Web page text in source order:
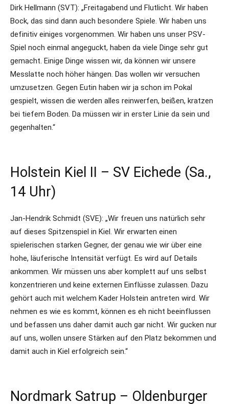
Dirk Hellmann (SVT): „Freitagabend und Flutlicht. Wir haben
Bock, das sind dann auch besondere Spiele. Wir haben uns
definitiv einiges vorgenommen. Wir haben uns unser PSV-
Spiel noch einmal angeguckt, haben da viele Dinge sehr gut
gemacht. Einige Dinge wissen wir, da können wir unsere
Messlatte noch höher hängen. Das wollen wir versuchen
umzusetzen. Gegen Eutin haben wir ja schon im Pokal
gespielt, wissen die werden alles reinwerfen, beißen, kratzen
bei tiefem Boden. Da müssen wir in erster Linie da sein und
gegenhalten.“
Holstein Kiel II – SV Eichede (Sa.,
14 Uhr)
Jan-Hendrik Schmidt (SVE): „Wir freuen uns natürlich sehr
auf dieses Spitzenspiel in Kiel. Wir erwarten einen
spielerischen starken Gegner, der genau wie wir über eine
hohe, läuferische Intensität verfügt. Es wird auf Details
ankommen. Wir müssen uns aber komplett auf uns selbst
konzentrieren und keine externen Einflüsse zulassen. Dazu
gehört auch mit welchem Kader Holstein antreten wird. Wir
nehmen es wie es kommt, können es eh nicht beeinflussen
und befassen uns daher damit auch gar nicht. Wir gucken nur
auf uns, wollen unsere Stärken auf den Platz bekommen und
damit auch in Kiel erfolgreich sein.“
Nordmark Satrup – Oldenburger